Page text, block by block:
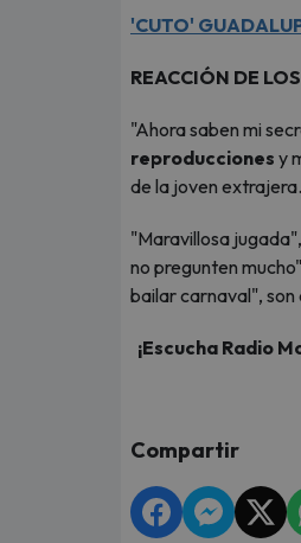
'CUTO'
REACCIÓN DE
"Ahora saben mi
reproducciones y
de la joven
"Maravillosa
no pregunten
bailar carnaval", son
¡Escucha Radio
Compartir